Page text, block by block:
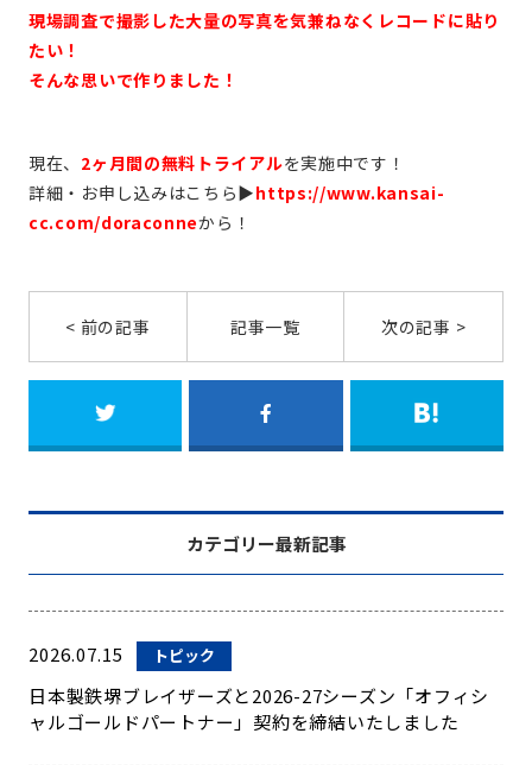
現場調査で撮影した大量の写真を気兼ねなくレコードに貼り
たい！
そんな思いで作りました！
現在、 2ヶ月間の無料トライアルを実施中です！
詳細・お申し込みはこちら▶https://www.kansai-
cc.com/doraconneから！
< 前の記事 記事一覧 次の記事 >
カテゴリー最新記事
2026.07.15 トピック
日本製鉄堺ブレイザーズと2026-27シーズン「オフィシ
ャルゴールドパートナー」契約を締結いたしました